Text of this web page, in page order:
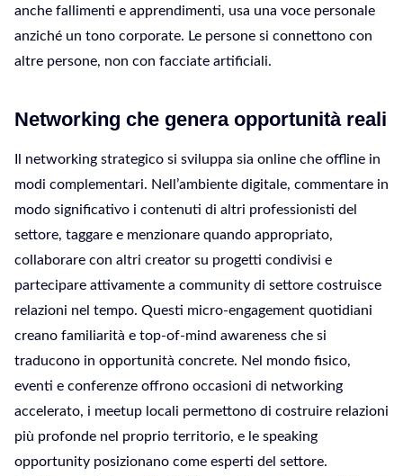
anche fallimenti e apprendimenti, usa una voce personale
anziché un tono corporate. Le persone si connettono con
altre persone, non con facciate artificiali.
Networking che genera opportunità reali
Il networking strategico si sviluppa sia online che offline in
modi complementari. Nell’ambiente digitale, commentare in
modo significativo i contenuti di altri professionisti del
settore, taggare e menzionare quando appropriato,
collaborare con altri creator su progetti condivisi e
partecipare attivamente a community di settore costruisce
relazioni nel tempo. Questi micro-engagement quotidiani
creano familiarità e top-of-mind awareness che si
traducono in opportunità concrete. Nel mondo fisico,
eventi e conferenze offrono occasioni di networking
accelerato, i meetup locali permettono di costruire relazioni
più profonde nel proprio territorio, e le speaking
opportunity posizionano come esperti del settore.